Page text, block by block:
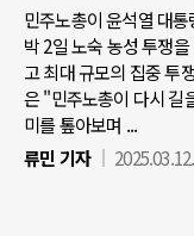
민주노총이 윤석열 대
박 2일 노숙 농성 투쟁
고 최대 규모의 집중 투
은 "민주노총이 다시 길
미를 톺아보며 ...
류민 기자